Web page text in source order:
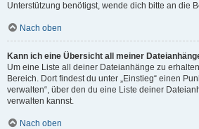
Unterstützung benötigst, wende dich bitte an die
Nach oben
Kann ich eine Übersicht all meiner
Um eine Liste all deiner Dateianhänge zu
Bereich. Dort findest du unter „Einstieg“ einen
verwalten“, über den du eine Liste deiner
verwalten kannst.
Nach oben